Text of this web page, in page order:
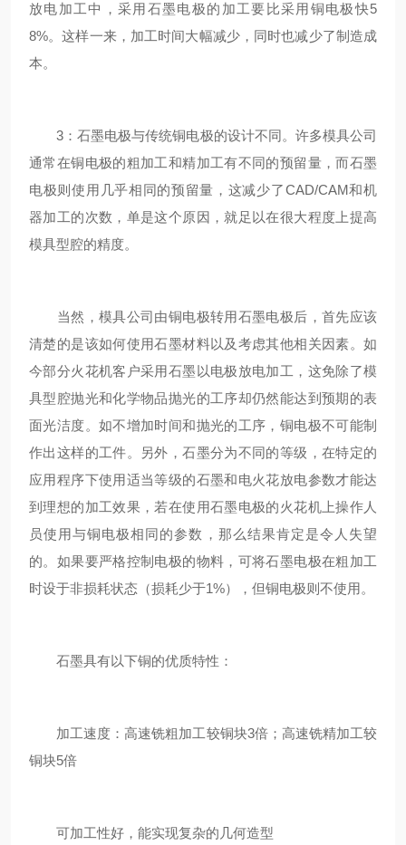
放电加工中，采用石墨电极的加工要比采用铜电极快5
8%。这样一来，加工时间大幅减少，同时也减少了制造成
本。
3：石墨电极与传统铜电极的设计不同。许多模具公司
通常在铜电极的粗加工和精加工有不同的预留量，而石墨
电极则使用几乎相同的预留量，这减少了CAD/CAM和机
器加工的次数，单是这个原因，就足以在很大程度上提高
模具型腔的精度。
当然，模具公司由铜电极转用石墨电极后，首先应该
清楚的是该如何使用石墨材料以及考虑其他相关因素。如
今部分火花机客户采用石墨以电极放电加工，这免除了模
具型腔抛光和化学物品抛光的工序却仍然能达到预期的表
面光洁度。如不增加时间和抛光的工序，铜电极不可能制
作出这样的工件。另外，石墨分为不同的等级，在特定的
应用程序下使用适当等级的石墨和电火花放电参数才能达
到理想的加工效果，若在使用石墨电极的火花机上操作人
员使用与铜电极相同的参数，那么结果肯定是令人失望
的。如果要严格控制电极的物料，可将石墨电极在粗加工
时设于非损耗状态（损耗少于1%），但铜电极则不使用。
石墨具有以下铜的优质特性：
加工速度：高速铣粗加工较铜块3倍；高速铣精加工较
铜块5倍
可加工性好，能实现复杂的几何造型